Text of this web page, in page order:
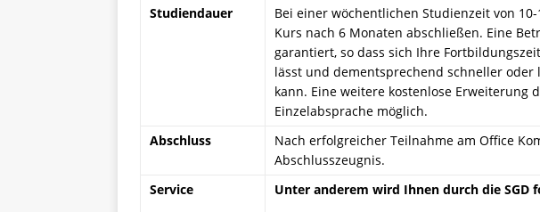
Studiendauer
Bei einer wöchentlichen Studienzeit von
Kurs nach 6 Monaten abschließen. Eine
garantiert, so dass sich Ihre
lässt und dementsprechend schneller oder
kann. Eine weitere kostenlose Erweiterung
Einzelabsprache möglich.
Abschluss
Nach erfolgreicher Teilnahme am Office
Abschlusszeugnis.
Service
Unter anderem wird Ihnen durch die SGD